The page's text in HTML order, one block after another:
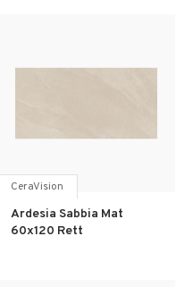
CeraVision
Ardesia Sabbia Mat
60x120 Rett